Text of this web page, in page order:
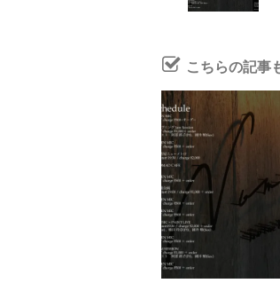
こちらの記事